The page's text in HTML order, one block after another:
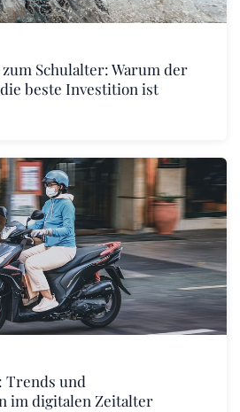
zum Schulalter: Warum der
beste Investition ist
Trends und
im digitalen Zeitalter